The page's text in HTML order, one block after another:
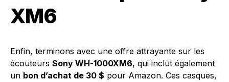
XM6
Enfin, terminons avec une offre attrayante sur les
écouteurs Sony WH-1000XM6, qui inclut également
un bon d’achat de 30 $ pour Amazon. Ces casques,